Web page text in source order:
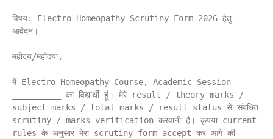
विषय: Electro Homeopathy Scrutiny Form 2026 हेतु
आवेदन।
महोदय/महोदया,
मैं Electro Homeopathy Course, Academic Session
__________ का विद्यार्थी हूं। मेरे result / theory marks /
subject marks / total marks / result status से संबंधित
scrutiny / marks verification करवानी है। कृपया current
rules के अनुसार मेरा scrutiny form accept कर आगे की